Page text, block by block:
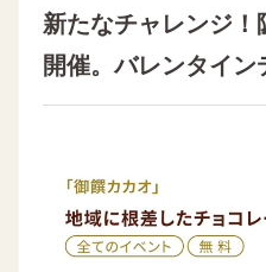
新たなチャレンジ！
開催。バレンタイン